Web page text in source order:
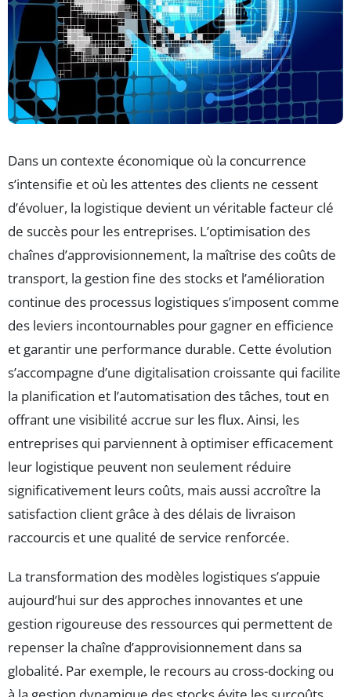
Dans un contexte économique où la concurrence
s’intensifie et où les attentes des clients ne cessent
d’évoluer, la logistique devient un véritable facteur clé
de succès pour les entreprises. L’optimisation des
chaînes d’approvisionnement, la maîtrise des coûts de
transport, la gestion fine des stocks et l’amélioration
continue des processus logistiques s’imposent comme
des leviers incontournables pour gagner en efficience
et garantir une performance durable. Cette évolution
s’accompagne d’une digitalisation croissante qui facilite
la planification et l’automatisation des tâches, tout en
offrant une visibilité accrue sur les flux. Ainsi, les
entreprises qui parviennent à optimiser efficacement
leur logistique peuvent non seulement réduire
significativement leurs coûts, mais aussi accroître la
satisfaction client grâce à des délais de livraison
raccourcis et une qualité de service renforcée.
La transformation des modèles logistiques s’appuie
aujourd’hui sur des approches innovantes et une
gestion rigoureuse des ressources qui permettent de
repenser la chaîne d’approvisionnement dans sa
globalité. Par exemple, le recours au cross-docking ou